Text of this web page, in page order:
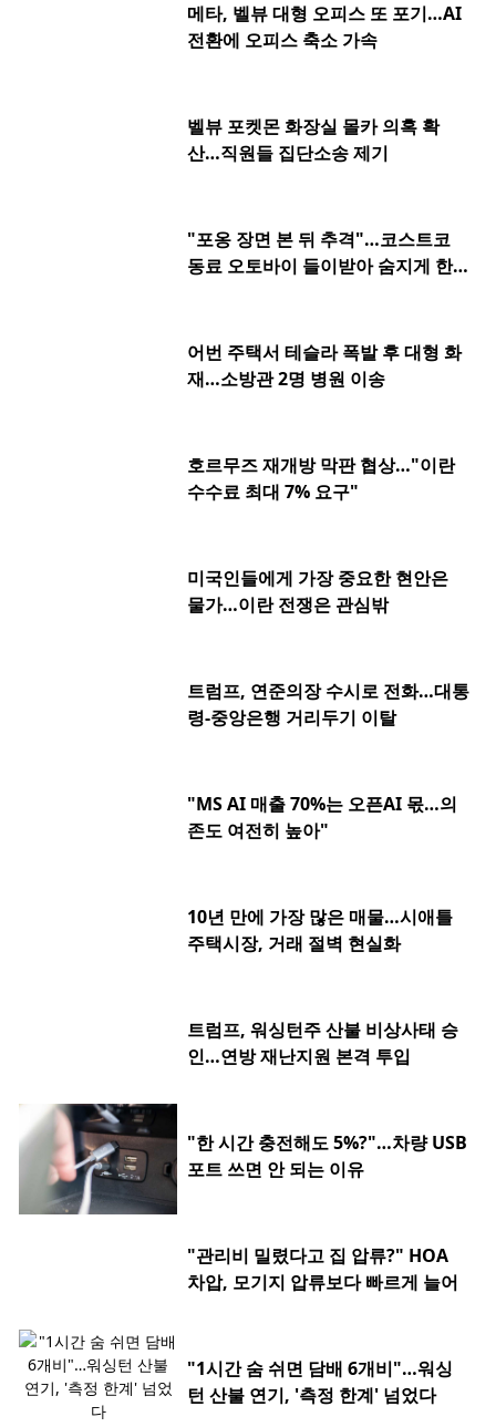
메타, 벨뷰 대형 오피스 또 포기…AI
전환에 오피스 축소 가속
벨뷰 포켓몬 화장실 몰카 의혹 확
산…직원들 집단소송 제기
"포옹 장면 본 뒤 추격"…코스트코
동료 오토바이 들이받아 숨지게 한 2
어번 주택서 테슬라 폭발 후 대형 화
재…소방관 2명 병원 이송
호르무즈 재개방 막판 협상…"이란
수수료 최대 7% 요구"
미국인들에게 가장 중요한 현안은
물가…이란 전쟁은 관심밖
트럼프, 연준의장 수시로 전화…대통
령-중앙은행 거리두기 이탈
"MS AI 매출 70%는 오픈AI 몫…의
존도 여전히 높아"
10년 만에 가장 많은 매물…시애틀
주택시장, 거래 절벽 현실화
트럼프, 워싱턴주 산불 비상사태 승
인…연방 재난지원 본격 투입
"한 시간 충전해도 5%?"…차량 USB
포트 쓰면 안 되는 이유
"관리비 밀렸다고 집 압류?" HOA
차압, 모기지 압류보다 빠르게 늘어
"1시간 숨 쉬면 담배 6개비"…워싱
턴 산불 연기, '측정 한계' 넘었다